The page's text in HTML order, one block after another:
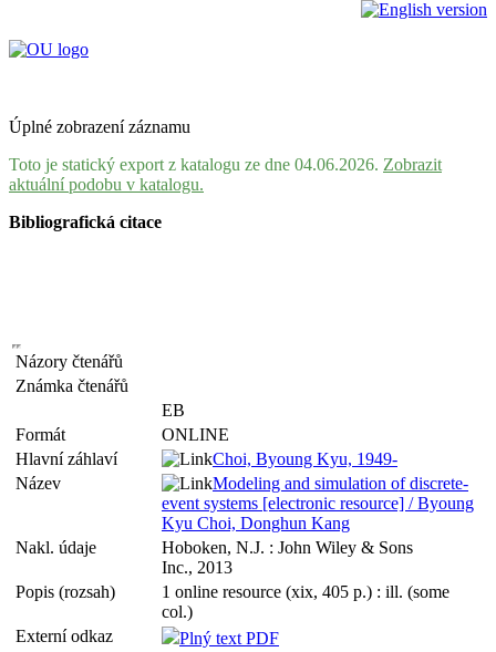
Úplné zobrazení záznamu
Toto je statický export z katalogu ze dne 04.06.2026. Zobrazit
aktuální podobu v katalogu.
Bibliografická citace
Názory čtenářů
Známka čtenářů
EB
Formát
ONLINE
Hlavní záhlaví
Choi, Byoung Kyu, 1949-
Název
Modeling and simulation of discrete-
event systems [electronic resource] / Byoung
Kyu Choi, Donghun Kang
Nakl. údaje
Hoboken, N.J. : John Wiley & Sons
Inc., 2013
Popis (rozsah)
1 online resource (xix, 405 p.) : ill. (some
col.)
Externí odkaz
Plný text PDF